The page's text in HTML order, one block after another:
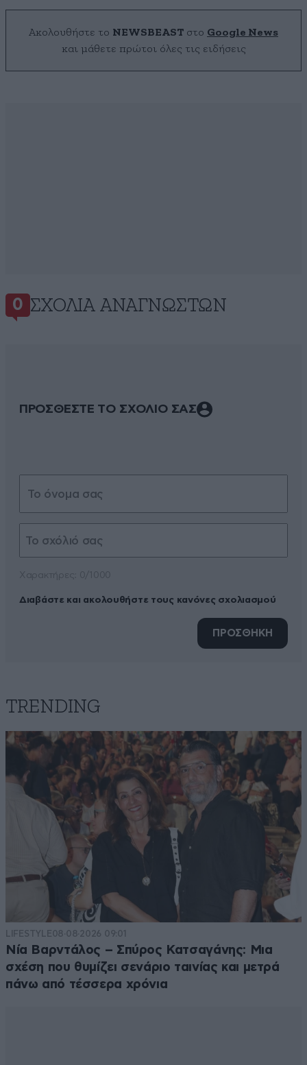
Ακολουθήστε το NEWSBEAST στο Google News
και μάθετε πρώτοι όλες τις ειδήσεις
0 ΣΧΌΛΙΑ ΑΝΑΓΝΩΣΤΏΝ
ΠΡΟΣΘΕΣΤΕ ΤΟ ΣΧΟΛΙΟ ΣΑΣ
Διαβάστε και ακολουθήστε τους κανόνες σχολιασμού
ΠΡΟΣΘΗΚΗ
TRENDING
LIFESTYLE08·08·2026 09:01
Νία Βαρντάλος – Σπύρος Κατσαγάνης: Μια
σχέση που θυμίζει σενάριο ταινίας και μετρά
πάνω από τέσσερα χρόνια